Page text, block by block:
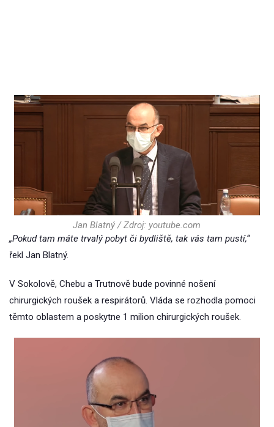
Jan Blatný / Zdroj: youtube.com
„Pokud tam máte trvalý pobyt či bydliště, tak vás tam pustí,“
řekl Jan Blatný.
V Sokolově, Chebu a Trutnově bude povinné nošení
chirurgických roušek a respirátorů. Vláda se rozhodla pomoci
těmto oblastem a poskytne 1 milion chirurgických roušek.